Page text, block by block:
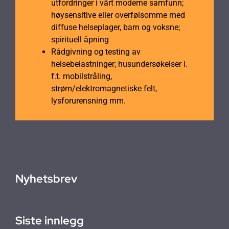
utfordringer i vårt moderne samfunn;
høysensitive eller overfølsomme med
diffuse helseplager, barn og voksne;
spirituell åpning
Rådgivning og testing av
helsebelastninger; husundersøkelser i.
f.t. mobilstråling,
strøm/elektromagnetiske felt,
lysforurensning mm.
Nyhetsbrev
Siste innlegg